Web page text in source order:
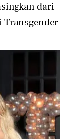
dari
Transgender